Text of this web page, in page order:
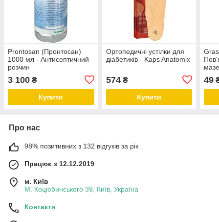
Prontosan (Пронтосан)
1000 мл - Антисептичний
розчин
3 100 ₴
Купити
Ортопедичні устілки для
діабетиків - Kaps Anatomix
574₴
Купити
49
Про нас
98% позитивних з 132 відгуків за рік
Працює з 12.12.2019
м. Київ
М. Коцюбинського 39, Київ, Україна
Контакти